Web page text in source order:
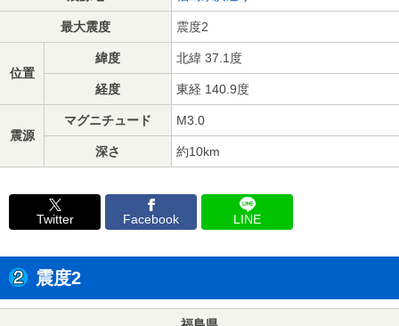
最大震度 震度2
位置
緯度 北緯 37.1度
経度 東経 140.9度
震源
マグニチュード M3.0
深さ 約10km
Twitter Facebook LINE
震度2